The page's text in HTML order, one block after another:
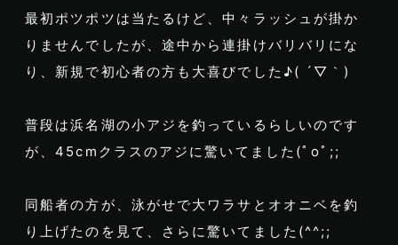
最初ポツポツは当たるけど、中々ラッシュが掛か
りませんでしたが、途中から連掛けバリバリにな
り、新規で初心者の方も大喜びでした♪( ´▽｀)
普段は浜名湖の小アジを釣っているらしいのです
が、45cmクラスのアジに驚いてました(ﾟoﾟ;;
同船者の方が、泳がせで大ワラサとオオニベを釣
り上げたのを見て、さらに驚いてました(^^;;